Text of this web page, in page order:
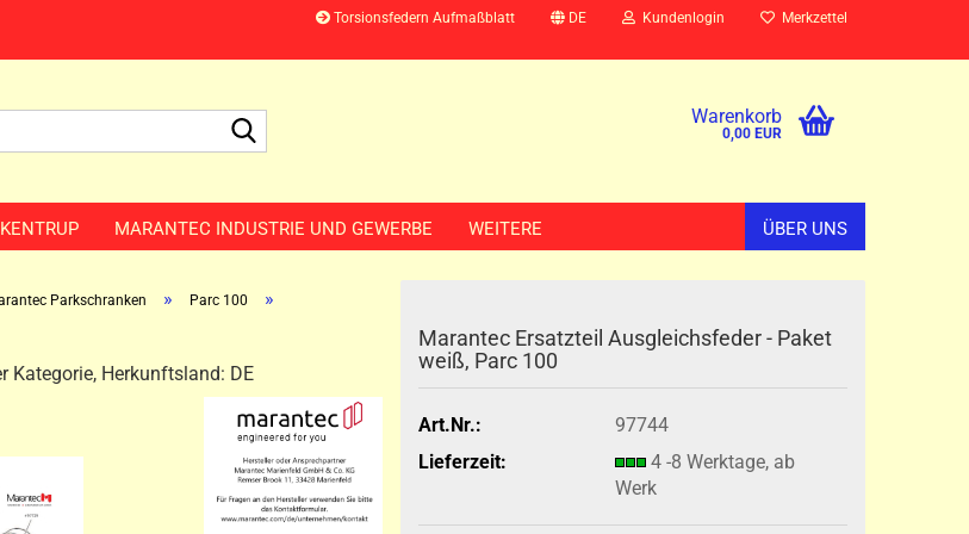
Torsionsfedern Aufmaßblatt DE Kundenlogin Merkzettel
Warenkorb
0,00 EUR
MARANTEC INDUSTRIE UND GEWERBE ÜBER UNS
WEITERE
Parkschranken » Parc 100 »
Kategorie, Herkunftsland: DE
Marantec Ersatzteil Ausgleichsfeder - Paket
weiß, Parc 100
Art.Nr.:
97744
Lieferzeit:
4 -8 Werktage, ab
Werk